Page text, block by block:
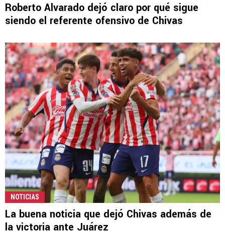
Roberto Alvarado dejó claro por qué sigue
siendo el referente ofensivo de Chivas
NOTICIAS
La buena noticia que dejó Chivas además de
la victoria ante Juárez